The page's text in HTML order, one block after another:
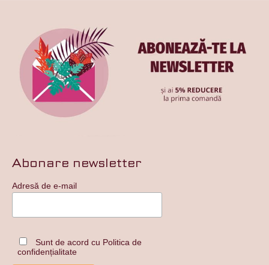
Abonare newsletter
Adresă de e-mail
Sunt de acord cu Politica de
confidențialitate